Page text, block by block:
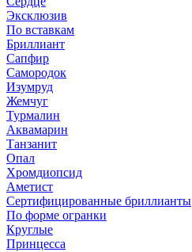
Эксклюзив
По вставкам
Бриллиант
Сапфир
Самородок
Изумруд
Жемчуг
Турмалин
Аквамарин
Танзанит
Опал
Хромдиопсид
Аметист
Сертифицированные бриллианты
По форме огранки
Круглые
Принцесса